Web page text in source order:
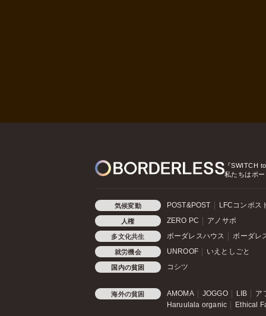
『SWITCH
私たちはボ
気候変動 POST&POST LFCコンポス
人権 ZERO PC アノサポ
多文化共生 ボーダレスハウス ボーダレ
就労機会 UNROOF いえとしごと
国内の貧困 コシツ
海外の貧困 AMOMA JOGGO LIB
ア
Haruulala organic
Ethical